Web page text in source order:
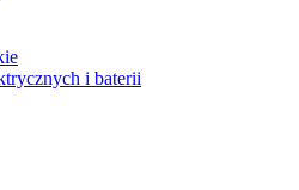
i baterii